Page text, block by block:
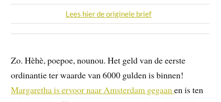
Lees hier de originele brief
Zo. Hèhè, poepoe, nounou. Het geld van de eerste
ordinantie ter waarde van 6000 gulden is binnen!
Margarethais ervoor naar Amsterdam gegaanen is ten